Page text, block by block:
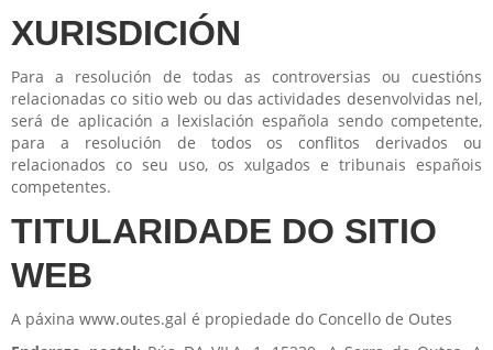
XURISDICIÓN
Para a resolución de todas as controversias ou cuestións
relacionadas co sitio web ou das actividades desenvolvidas nel,
será de aplicación a lexislación española sendo competente,
para a resolución de todos os conflitos derivados ou
relacionados co seu uso, os xulgados e tribunais españois
competentes.
TITULARIDADE DO SITIO
WEB
A páxina www.outes.gal é propiedade do Concello de Outes